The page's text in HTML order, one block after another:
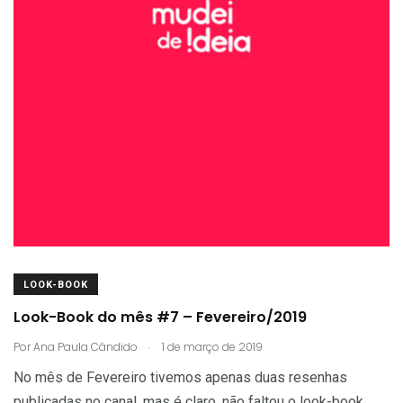
LOOK-BOOK
Look-Book do mês #7 – Fevereiro/2019
PorAna Paula Cândido . 1 de março de 2019
No mês de Fevereiro tivemos apenas duas resenhas